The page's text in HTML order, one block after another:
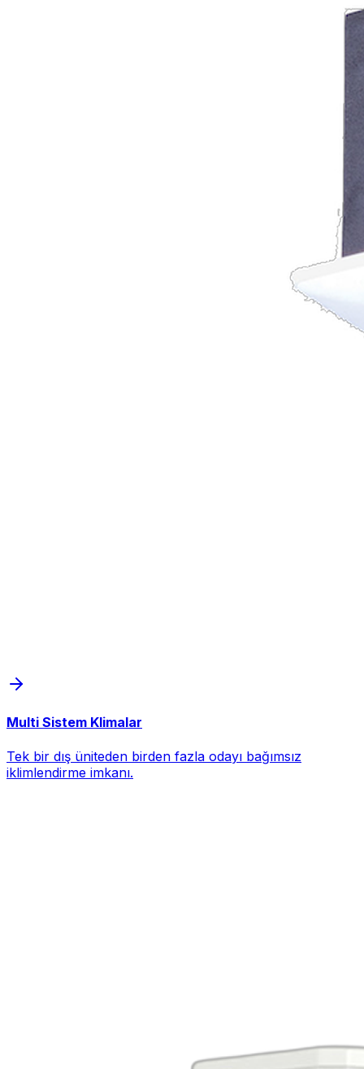
Multi Sistem Klimalar
Tek bir dış üniteden birden fazla odayı bağımsız
iklimlendirme imkanı.